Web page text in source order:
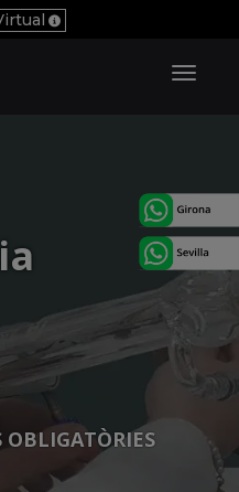
OBLIGATÒRIES